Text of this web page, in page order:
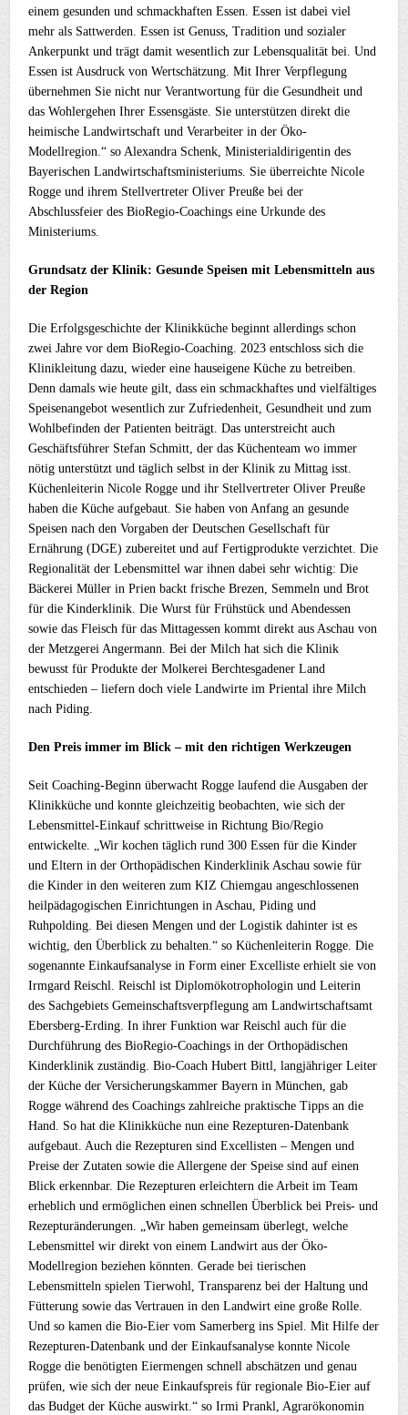
einem gesunden und schmackhaften Essen. Essen ist dabei viel
mehr als Sattwerden. Essen ist Genuss, Tradition und sozialer
Ankerpunkt und trägt damit wesentlich zur Lebensqualität bei. Und
Essen ist Ausdruck von Wertschätzung. Mit Ihrer Verpflegung
übernehmen Sie nicht nur Verantwortung für die Gesundheit und
das Wohlergehen Ihrer Essensgäste. Sie unterstützen direkt die
heimische Landwirtschaft und Verarbeiter in der Öko-
Modellregion.“ so Alexandra Schenk, Ministerialdirigentin des
Bayerischen Landwirtschaftsministeriums. Sie überreichte Nicole
Rogge und ihrem Stellvertreter Oliver Preuße bei der
Abschlussfeier des BioRegio-Coachings eine Urkunde des
Ministeriums.
Grundsatz der Klinik: Gesunde Speisen mit Lebensmitteln aus
der Region
Die Erfolgsgeschichte der Klinikküche beginnt allerdings schon
zwei Jahre vor dem BioRegio-Coaching. 2023 entschloss sich die
Klinikleitung dazu, wieder eine hauseigene Küche zu betreiben.
Denn damals wie heute gilt, dass ein schmackhaftes und vielfältiges
Speisenangebot wesentlich zur Zufriedenheit, Gesundheit und zum
Wohlbefinden der Patienten beiträgt. Das unterstreicht auch
Geschäftsführer Stefan Schmitt, der das Küchenteam wo immer
nötig unterstützt und täglich selbst in der Klinik zu Mittag isst.
Küchenleiterin Nicole Rogge und ihr Stellvertreter Oliver Preuße
haben die Küche aufgebaut. Sie haben von Anfang an gesunde
Speisen nach den Vorgaben der Deutschen Gesellschaft für
Ernährung (DGE) zubereitet und auf Fertigprodukte verzichtet. Die
Regionalität der Lebensmittel war ihnen dabei sehr wichtig: Die
Bäckerei Müller in Prien backt frische Brezen, Semmeln und Brot
für die Kinderklinik. Die Wurst für Frühstück und Abendessen
sowie das Fleisch für das Mittagessen kommt direkt aus Aschau von
der Metzgerei Angermann. Bei der Milch hat sich die Klinik
bewusst für Produkte der Molkerei Berchtesgadener Land
entschieden – liefern doch viele Landwirte im Priental ihre Milch
nach Piding.
Den Preis immer im Blick – mit den richtigen Werkzeugen
Seit Coaching-Beginn überwacht Rogge laufend die Ausgaben der
Klinikküche und konnte gleichzeitig beobachten, wie sich der
Lebensmittel-Einkauf schrittweise in Richtung Bio/Regio
entwickelte. „Wir kochen täglich rund 300 Essen für die Kinder
und Eltern in der Orthopädischen Kinderklinik Aschau sowie für
die Kinder in den weiteren zum KIZ Chiemgau angeschlossenen
heilpädagogischen Einrichtungen in Aschau, Piding und
Ruhpolding. Bei diesen Mengen und der Logistik dahinter ist es
wichtig, den Überblick zu behalten.“ so Küchenleiterin Rogge. Die
sogenannte Einkaufsanalyse in Form einer Excelliste erhielt sie von
Irmgard Reischl. Reischl ist Diplomökotrophologin und Leiterin
des Sachgebiets Gemeinschaftsverpflegung am Landwirtschaftsamt
Ebersberg-Erding. In ihrer Funktion war Reischl auch für die
Durchführung des BioRegio-Coachings in der Orthopädischen
Kinderklinik zuständig. Bio-Coach Hubert Bittl, langjähriger Leiter
der Küche der Versicherungskammer Bayern in München, gab
Rogge während des Coachings zahlreiche praktische Tipps an die
Hand. So hat die Klinikküche nun eine Rezepturen-Datenbank
aufgebaut. Auch die Rezepturen sind Excellisten – Mengen und
Preise der Zutaten sowie die Allergene der Speise sind auf einen
Blick erkennbar. Die Rezepturen erleichtern die Arbeit im Team
erheblich und ermöglichen einen schnellen Überblick bei Preis- und
Rezepturänderungen. „Wir haben gemeinsam überlegt, welche
Lebensmittel wir direkt von einem Landwirt aus der Öko-
Modellregion beziehen könnten. Gerade bei tierischen
Lebensmitteln spielen Tierwohl, Transparenz bei der Haltung und
Fütterung sowie das Vertrauen in den Landwirt eine große Rolle.
Und so kamen die Bio-Eier vom Samerberg ins Spiel. Mit Hilfe der
Rezepturen-Datenbank und der Einkaufsanalyse konnte Nicole
Rogge die benötigten Eiermengen schnell abschätzen und genau
prüfen, wie sich der neue Einkaufspreis für regionale Bio-Eier auf
das Budget der Küche auswirkt.“ so Irmi Prankl, Agrarökonomin